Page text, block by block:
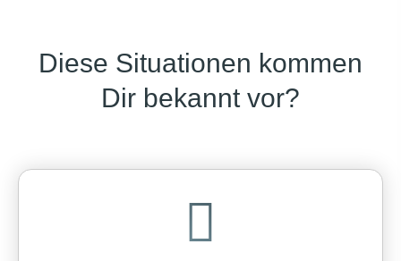
Diese Situationen kommen
Dir bekannt vor?